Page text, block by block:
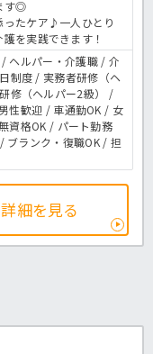
す◎
たケア♪一人ひとり
を実践できます！
ヘルパー・介護職 / 介
制度 / 実務者研修（ヘ
修（ヘルパー2級） /
性歓迎 / 車通勤OK / 女
資格OK / パート勤務
ブランク・復職OK / 担
詳細を見る